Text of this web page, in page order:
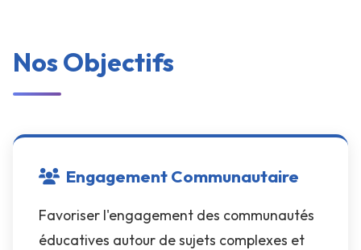
Nos Objectifs
Engagement Communautaire
Favoriser l'engagement des communautés
éducatives autour de sujets complexes et